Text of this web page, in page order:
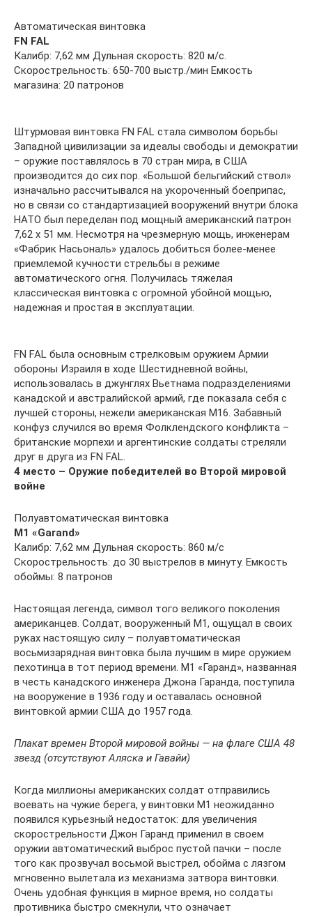
Автоматическая винтовка
FN FAL
Калибр: 7,62 мм Дульная скорость: 820 м/с.
Скорострельность: 650-700 выстр./мин Емкость
магазина: 20 патронов
Штурмовая винтовка FN FAL стала символом борьбы
Западной цивилизации за идеалы свободы и демократии
– оружие поставлялось в 70 стран мира, в США
производится до сих пор. «Большой бельгийский ствол»
изначально рассчитывался на укороченный боеприпас,
но в связи со стандартизацией вооружений внутри блока
НАТО был переделан под мощный американский патрон
7,62 х 51 мм. Несмотря на чрезмерную мощь, инженерам
«Фабрик Насьональ» удалось добиться более-менее
приемлемой кучности стрельбы в режиме
автоматического огня. Получилась тяжелая
классическая винтовка с огромной убойной мощью,
надежная и простая в эксплуатации.
FN FAL была основным стрелковым оружием Армии
обороны Израиля в ходе Шестидневной войны,
использовалась в джунглях Вьетнама подразделениями
канадской и австралийской армий, где показала себя с
лучшей стороны, нежели американская М16. Забавный
конфуз случился во время Фолклендского конфликта –
британские морпехи и аргентинские солдаты стреляли
друг в друга из FN FAL.
4 место – Оружие победителей во Второй мировой
войне
Полуавтоматическая винтовка
М1 «Garand»
Калибр: 7,62 мм Дульная скорость: 860 м/с
Скорострельность: до 30 выстрелов в минуту. Емкость
обоймы: 8 патронов
Настоящая легенда, символ того великого поколения
американцев. Солдат, вооруженный М1, ощущал в своих
руках настоящую силу – полуавтоматическая
восьмизарядная винтовка была лучшим в мире оружием
пехотинца в тот период времени. М1 «Гаранд», названная
в честь канадского инженера Джона Гаранда, поступила
на вооружение в 1936 году и оставалась основной
винтовкой армии США до 1957 года.
Плакат времен Второй мировой войны — на флаге США 48
звезд (отсутствуют Аляска и Гавайи)
Когда миллионы американских солдат отправились
воевать на чужие берега, у винтовки М1 неожиданно
появился курьезный недостаток: для увеличения
скорострельности Джон Гаранд применил в своем
оружии автоматический выброс пустой пачки – после
того как прозвучал восьмой выстрел, обойма с лязгом
мгновенно вылетала из механизма затвора винтовки.
Очень удобная функция в мирное время, но солдаты
противника быстро смекнули, что означает